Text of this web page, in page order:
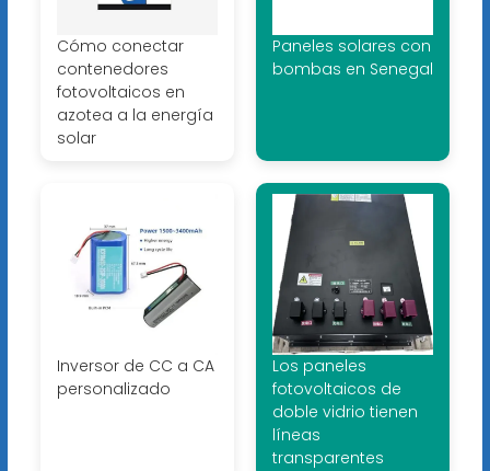
Cómo conectar
contenedores
fotovoltaicos en
azotea a la energía
solar
Paneles solares con
bombas en Senegal
Inversor de CC a CA
personalizado
Los paneles
fotovoltaicos de
doble vidrio tienen
líneas
transparentes